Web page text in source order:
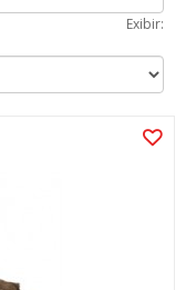
Exibir: